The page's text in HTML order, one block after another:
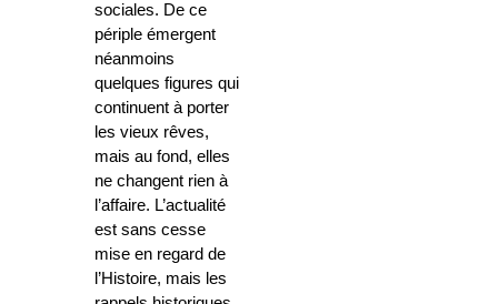
sociales. De ce
périple émergent
néanmoins
quelques figures qui
continuent à porter
les vieux rêves,
mais au fond, elles
ne changent rien à
l’affaire. L’actualité
est sans cesse
mise en regard de
l’Histoire, mais les